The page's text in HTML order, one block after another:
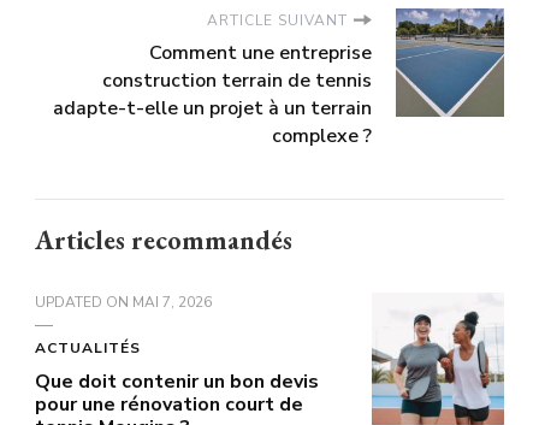
ARTICLE SUIVANT
Comment une entreprise
construction terrain de tennis
adapte-t-elle un projet à un terrain
complexe ?
Articles recommandés
UPDATED ON MAI 7, 2026
ACTUALITÉS
Que doit contenir un bon devis
pour une rénovation court de